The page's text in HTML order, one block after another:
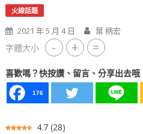
火線話題
2021 年 5 月 4 日 葉 柄宏
字體大小 - + =
喜歡嗎？快按讚、留言、分享出去哦
176
4.7 (28)